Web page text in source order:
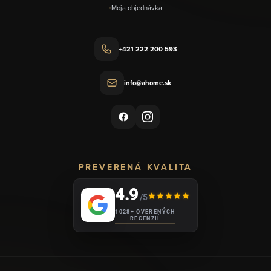
Moja objednávka
+421 222 200 593
info@ahome.sk
PREVERENÁ KVALITA
4.9/5
1028+ OVERENÝCH
RECENZIÍ